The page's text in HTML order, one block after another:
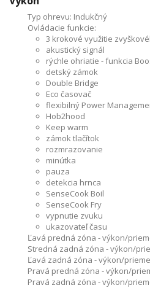
Typ ohrevu: Indukčný
Ovládacie funkcie:
3 krokové využitie
akustický signál
rýchle ohriatie - funkcia
detský zámok
Double Bridge
Eco časovač
flexibilný Power
Hob2hood
Keep warm
zámok tlačítok
rozmrazovanie
minútka
pauza
detekcia hrnca
SenseCook Boil
SenseCook Fry
vypnutie zvuku
ukazovateľ času
Ľavá predná zóna - výkon/
Stredná zadná zóna - výkon/
Ľavá zadná zóna - výkon/
Pravá predná zóna - výkon/
Pravá zadná zóna - výkon/